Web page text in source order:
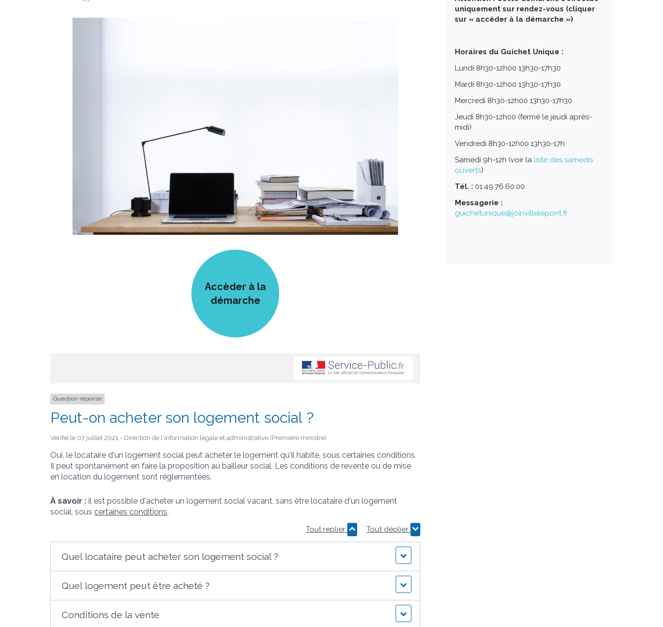
Accèder à la
démarche
Question-réponse
Peut-on acheter son logement social ?
Vérifié le 07 juillet 2021 - Direction de l'information légale et administrative (Première ministre)
Oui, le locataire d'un logement social peut acheter le logement qu'il habite, sous certaines conditions.
Il peut spontanément en faire la proposition au bailleur social. Les conditions de revente ou de mise
en location du logement sont réglementées.
À savoir : il est possible d'acheter un logement social vacant, sans être locataire d'un logement
social, sous certaines conditions.
Tout replier Tout déplier
Quel locataire peut acheter son logement social ?
Quel logement peut être acheté ?
Conditions de la vente
uniquement sur rendez-vous (cliquer
sur « accéder à la démarche »)
Horaires du Guichet Unique :
Lundi 8h30-12h00 13h30-17h30
Mardi 8h30-12h00 13h30-17h30
Mercredi 8h30-12h00 13h30-17h30
Jeudi 8h30-12h00 (fermé le jeudi après-
midi)
Vendredi 8h30-12h00 13h30-17h
Samedi 9h-12h (voir la liste des samedis
ouverts)
Tél. : 01.49.76.60.00
Messagerie :
guichetunique@joinvillelepont.fr